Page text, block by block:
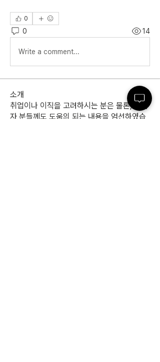
0
0 14
Write a comment...
소개
취업이나 이직을 고려하시는 분은 물론, 재직
자 분들께도 도움의 되는 내용을 엄선하였습